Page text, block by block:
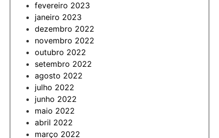
fevereiro 2023
janeiro 2023
dezembro 2022
novembro 2022
outubro 2022
setembro 2022
agosto 2022
julho 2022
junho 2022
maio 2022
abril 2022
março 2022